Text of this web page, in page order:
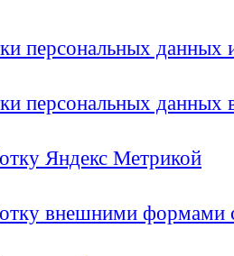
персональных
персональных
Яндекс Метрикой
внешними формами